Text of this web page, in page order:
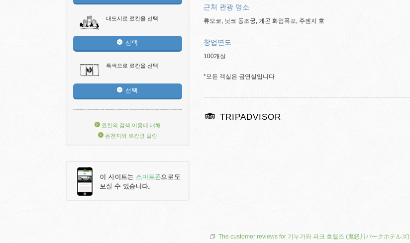
대도시로 료칸을 선택
선택
특색으로 료칸을 선택
선택
료칸의 검색 이용에 대해
온천지와 료칸명 일람
근처 관광 명소
류오쿄, 닛코 동조궁, 게곤 화엄폭포, 주젠지 호
창업연도
100개실
*모든 객실은 금연실입니다
TRIPADVISOR
The customer reviews for 기누가와 파크 호텔즈 (鬼怒川パークホテルズ)